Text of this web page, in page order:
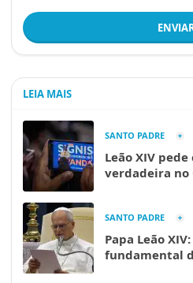
LEIA MAIS
SANTO PADRE
Leão XIV
verdadeira no
SANTO PADRE
Papa Leão
fundamental